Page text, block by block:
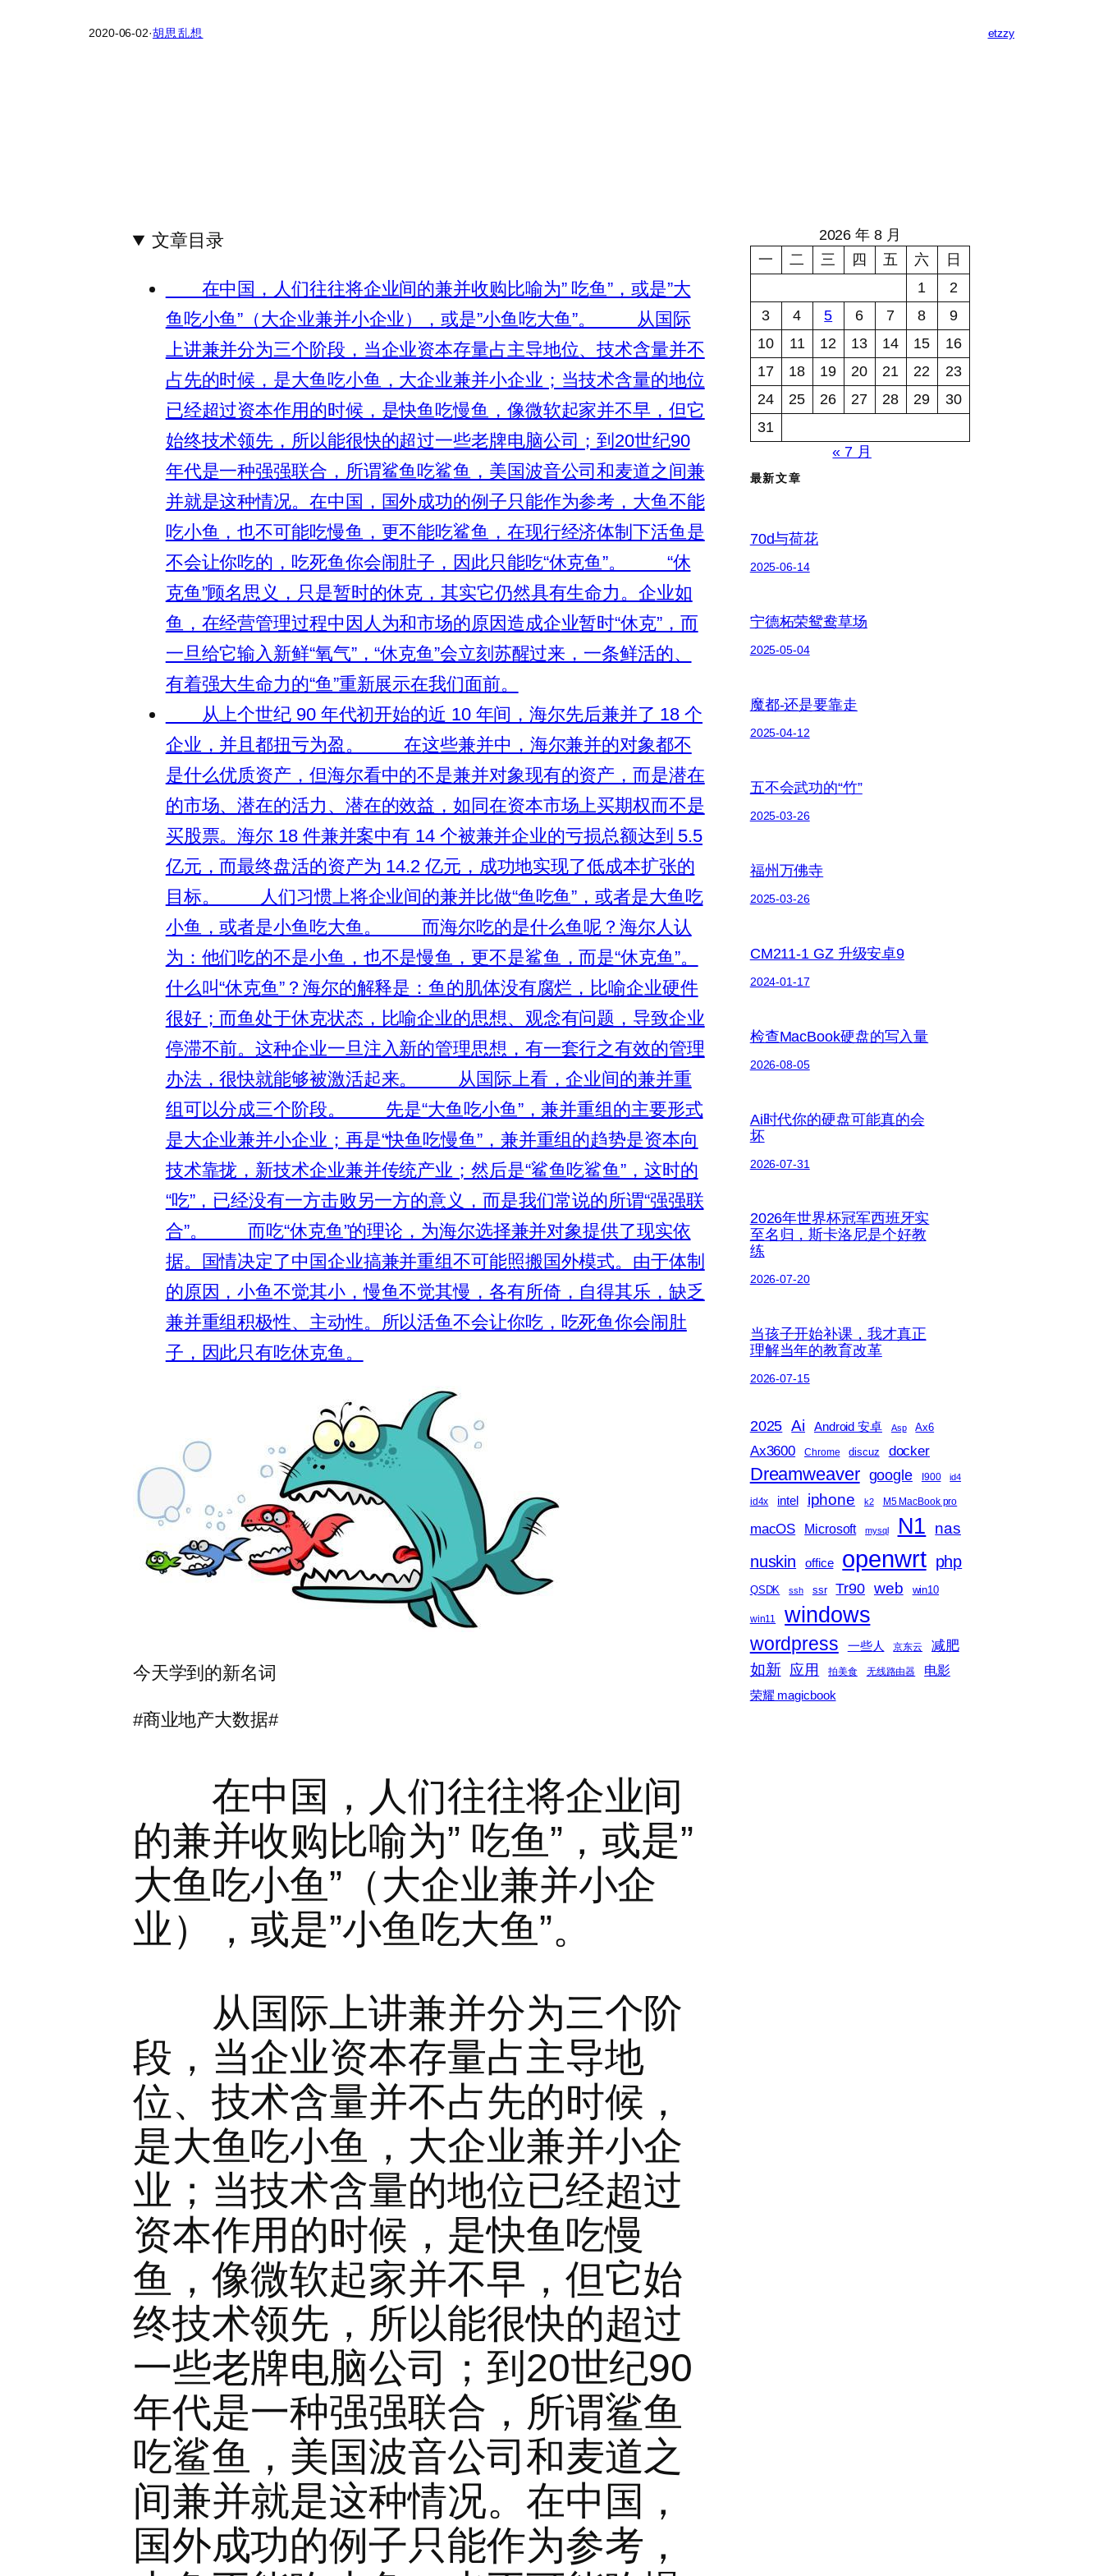
2020-06-02·胡思乱想 etzzy
文章目录
在中国，人们往往将企业间的兼并收购比喻为” 吃鱼”，或是”大
鱼吃小鱼”（大企业兼并小企业），或是”小鱼吃大鱼”。 从国际
上讲兼并分为三个阶段，当企业资本存量占主导地位、技术含量并不
占先的时候，是大鱼吃小鱼，大企业兼并小企业；当技术含量的地位
已经超过资本作用的时候，是快鱼吃慢鱼，像微软起家并不早，但它
始终技术领先，所以能很快的超过一些老牌电脑公司；到20世纪90
年代是一种强强联合，所谓鲨鱼吃鲨鱼，美国波音公司和麦道之间兼
并就是这种情况。在中国，国外成功的例子只能作为参考，大鱼不能
吃小鱼，也不可能吃慢鱼，更不能吃鲨鱼，在现行经济体制下活鱼是
不会让你吃的，吃死鱼你会闹肚子，因此只能吃“休克鱼”。 “休
克鱼”顾名思义，只是暂时的休克，其实它仍然具有生命力。企业如
鱼，在经营管理过程中因人为和市场的原因造成企业暂时“休克”，而
一旦给它输入新鲜“氧气”，“休克鱼”会立刻苏醒过来，一条鲜活的、
有着强大生命力的“鱼”重新展示在我们面前。
从上个世纪 90 年代初开始的近 10 年间，海尔先后兼并了 18 个
企业，并且都扭亏为盈。 在这些兼并中，海尔兼并的对象都不
是什么优质资产，但海尔看中的不是兼并对象现有的资产，而是潜在
的市场、潜在的活力、潜在的效益，如同在资本市场上买期权而不是
买股票。海尔 18 件兼并案中有 14 个被兼并企业的亏损总额达到 5.5
亿元，而最终盘活的资产为 14.2 亿元，成功地实现了低成本扩张的
目标。 人们习惯上将企业间的兼并比做“鱼吃鱼”，或者是大鱼吃
小鱼，或者是小鱼吃大鱼。 而海尔吃的是什么鱼呢？海尔人认
为：他们吃的不是小鱼，也不是慢鱼，更不是鲨鱼，而是“休克鱼”。
什么叫“休克鱼”？海尔的解释是：鱼的肌体没有腐烂，比喻企业硬件
很好；而鱼处于休克状态，比喻企业的思想、观念有问题，导致企业
停滞不前。这种企业一旦注入新的管理思想，有一套行之有效的管理
办法，很快就能够被激活起来。 从国际上看，企业间的兼并重
组可以分成三个阶段。 先是“大鱼吃小鱼”，兼并重组的主要形式
是大企业兼并小企业；再是“快鱼吃慢鱼”，兼并重组的趋势是资本向
技术靠拢，新技术企业兼并传统产业；然后是“鲨鱼吃鲨鱼”，这时的
“吃”，已经没有一方击败另一方的意义，而是我们常说的所谓“强强联
合”。 而吃“休克鱼”的理论，为海尔选择兼并对象提供了现实依
据。国情决定了中国企业搞兼并重组不可能照搬国外模式。由于体制
的原因，小鱼不觉其小，慢鱼不觉其慢，各有所倚，自得其乐，缺乏
兼并重组积极性、主动性。所以活鱼不会让你吃，吃死鱼你会闹肚
子，因此只有吃休克鱼。
今天学到的新名词
#商业地产大数据#
在中国，人们往往将企业间
的兼并收购比喻为” 吃鱼”，或是”
大鱼吃小鱼”（大企业兼并小企
业），或是”小鱼吃大鱼”。
从国际上讲兼并分为三个阶
段，当企业资本存量占主导地
位、技术含量并不占先的时候，
是大鱼吃小鱼，大企业兼并小企
业；当技术含量的地位已经超过
资本作用的时候，是快鱼吃慢
鱼，像微软起家并不早，但它始
终技术领先，所以能很快的超过
一些老牌电脑公司；到20世纪90
年代是一种强强联合，所谓鲨鱼
吃鲨鱼，美国波音公司和麦道之
间兼并就是这种情况。在中国，
国外成功的例子只能作为参考，
2026 年 8 月
一
二 三 四 五 六
日
1
2
3
4 5 6 7 8
9
10
11 12 13 14 15
16
17
18 19 20 21 22
23
24
25 26 27 28 29
30
31
« 7 月
最新文章
70d与荷花
2025-06-14
宁德柘荣鸳鸯草场
2025-05-04
魔都-还是要靠走
2025-04-12
五不会武功的“竹”
2025-03-26
福州万佛寺
2025-03-26
CM211-1 GZ 升级安卓9
2024-01-17
检查MacBook硬盘的写入量
2026-08-05
Ai时代你的硬盘可能真的会
坏
2026-07-31
2026年世界杯冠军西班牙实
至名归，斯卡洛尼是个好教
练
2026-07-20
当孩子开始补课，我才真正
理解当年的教育改革
2026-07-15
2025 Ai Android 安卓 Asp Ax6
Ax3600 Chrome discuz docker
Dreamweaver google I900 id4
id4x intel iphone k2 M5 MacBook pro
macOS Microsoft mysql N1 nas
nuskin
office openwrt php
QSDK ssh ssr Tr90 web win10
win11 windows
wordpress 一些人 京东云 减肥
如新 应用 拍美食 无线路由器 电影
荣耀 magicbook